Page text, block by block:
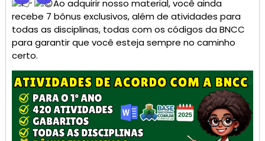
Ao adquirir nosso material, você ainda
recebe 7 bônus exclusivos, além de atividades para
todas as disciplinas, todas com os códigos da BNCC
para garantir que você esteja sempre no caminho
certo.